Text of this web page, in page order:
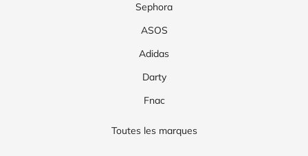
Sephora
ASOS
Adidas
Darty
Fnac
Toutes les marques